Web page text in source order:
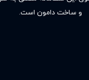
و ساخت دامون است.